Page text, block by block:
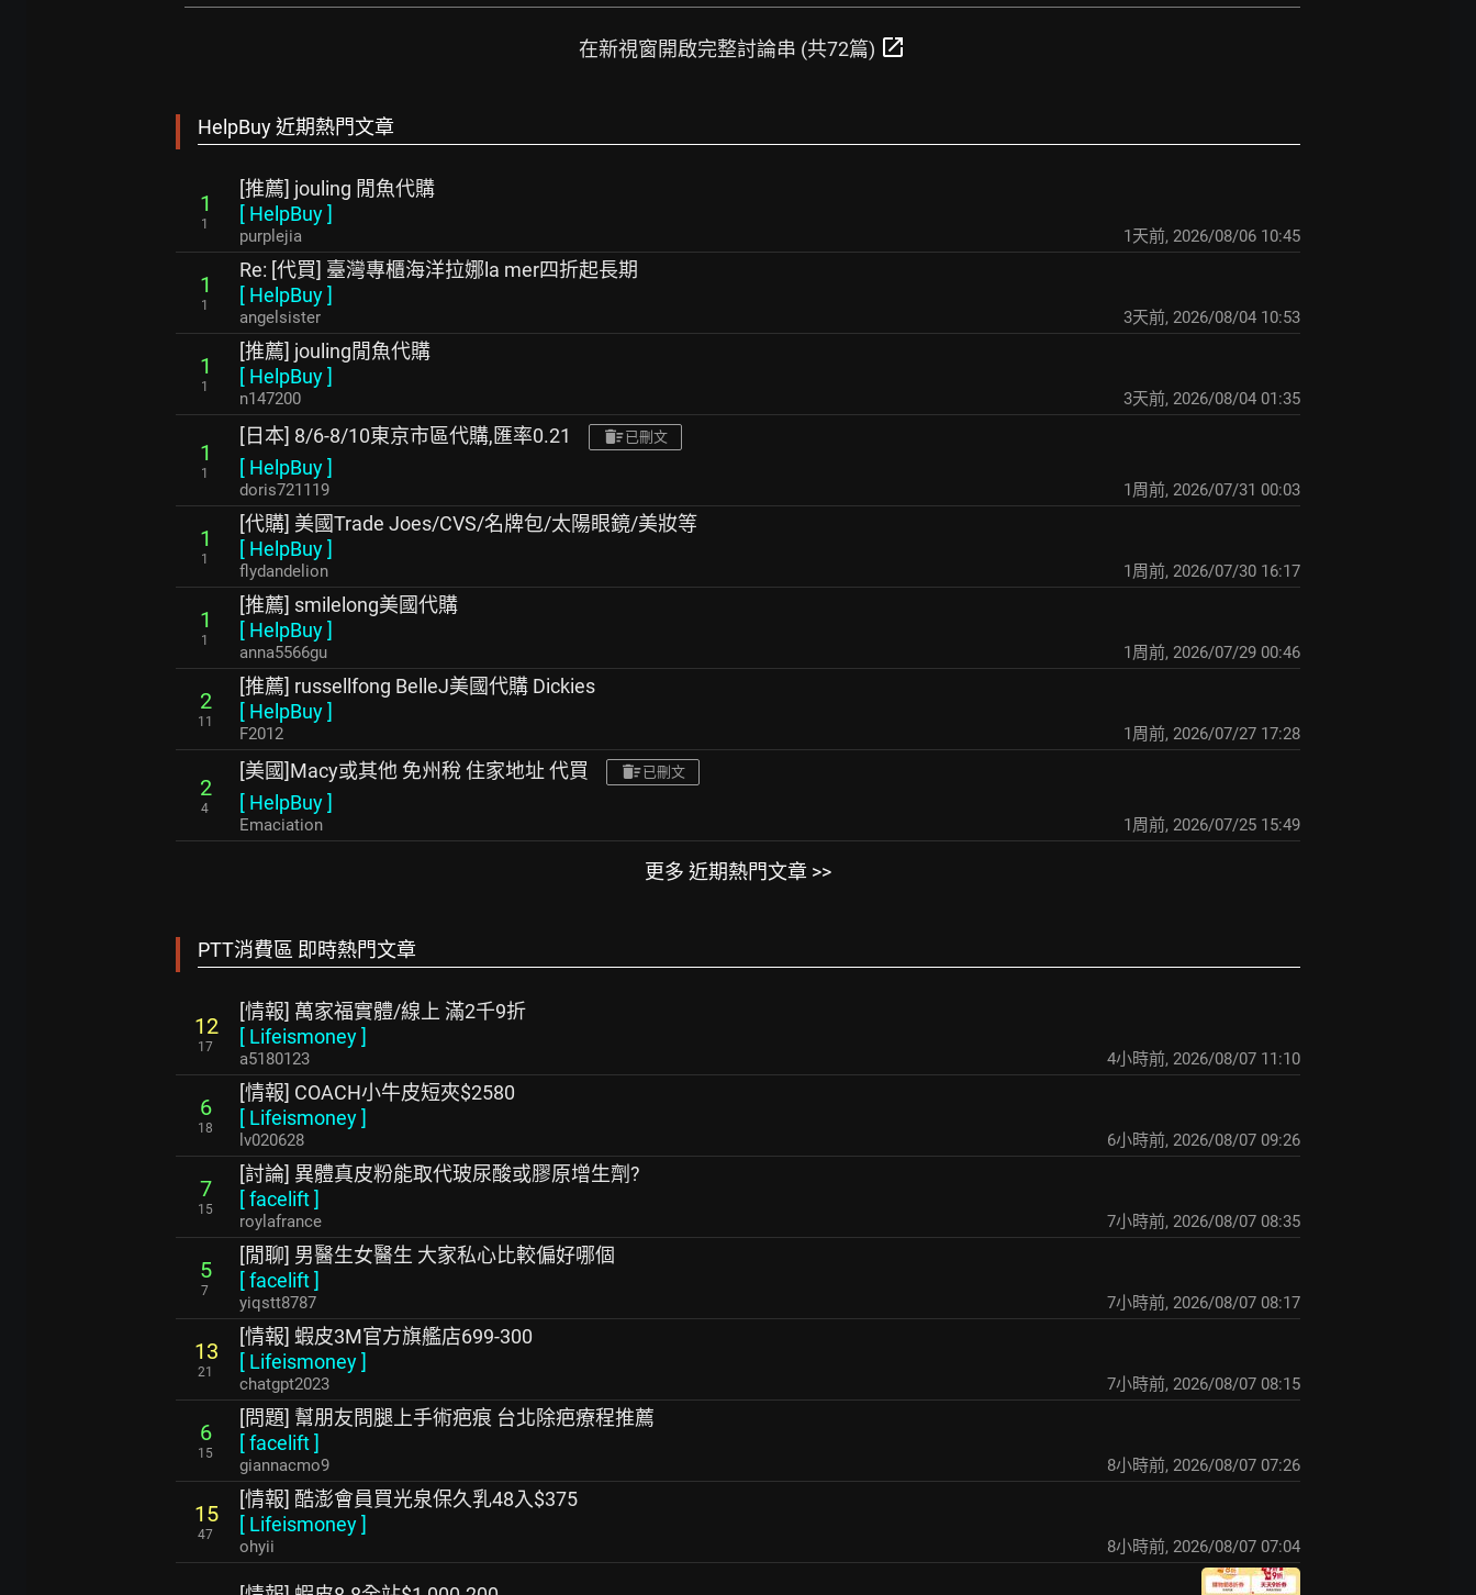
在新視窗開啟完整討論串 (共72篇) open_in_new
HelpBuy 近期熱門文章
1
1
[推薦] jouling 閒魚代購
[ HelpBuy]
purplejia 1天前, 2026/08/06 10:45
1
1
Re: [代買] 臺灣專櫃海洋拉娜la mer四折起長期
[ HelpBuy]
angelsister 3天前, 2026/08/04 10:53
1
1
[推薦] jouling閒魚代購
[ HelpBuy]
n147200 3天前, 2026/08/04 01:35
1
1
[日本] 8/6-8/10東京市區代購,匯率0.21 已刪文
[ HelpBuy]
doris721119 1周前, 2026/07/31 00:03
1
1
[代購] 美國Trade Joes/CVS/名牌包/太陽眼鏡/美妝等
[ HelpBuy]
flydandelion 1周前, 2026/07/30 16:17
1
1
[推薦] smilelong美國代購
[ HelpBuy]
anna5566gu 1周前, 2026/07/29 00:46
2
11
[推薦] russellfong BelleJ美國代購 Dickies
[ HelpBuy]
F2012 1周前, 2026/07/27 17:28
2
4
[美國]Macy或其他 免州稅 住家地址 代買 已刪文
[ HelpBuy]
Emaciation 1周前, 2026/07/25 15:49
更多 近期熱門文章 >>
PTT消費區 即時熱門文章
12
17
[情報] 萬家福實體/線上 滿2千9折
[ Lifeismoney]
a5180123 4小時前, 2026/08/07 11:10
6
18
[情報] COACH小牛皮短夾$2580
[ Lifeismoney]
lv020628 6小時前, 2026/08/07 09:26
7
15
[討論] 異體真皮粉能取代玻尿酸或膠原增生劑?
[facelift]
roylafrance 7小時前, 2026/08/07 08:35
5
7
[閒聊] 男醫生女醫生 大家私心比較偏好哪個
[facelift]
yiqstt8787 7小時前, 2026/08/07 08:17
13
21
[情報] 蝦皮3M官方旗艦店699-300
[ Lifeismoney]
chatgpt2023 7小時前, 2026/08/07 08:15
6
15
[問題] 幫朋友問腿上手術疤痕 台北除疤療程推薦
[facelift]
giannacmo9 8小時前, 2026/08/07 07:26
15
47
[情報] 酷澎會員買光泉保久乳48入$375
[ Lifeismoney]
ohyii 8小時前, 2026/08/07 07:04